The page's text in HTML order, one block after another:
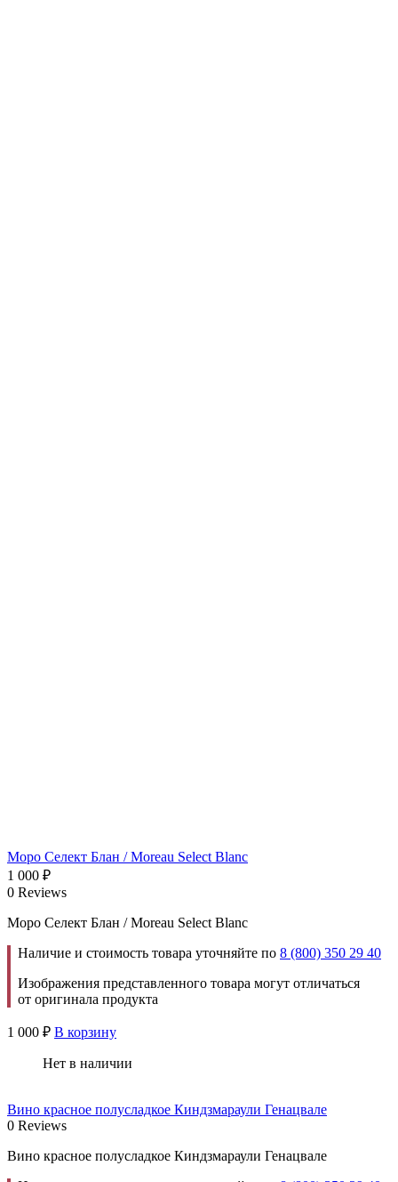
Моро Селект Блан / Moreau Select Blanc
1 000 ₽
0 Reviews
Моро Селект Блан / Moreau Select Blanc
Наличие и стоимость товара уточняйте по 8 (800) 350 29 40
Изображения представленного товара могут отличаться
от оригинала продукта
1 000 ₽ В корзину
Нет в наличии
Вино красное полусладкое Киндзмараули Генацвале
0 Reviews
Вино красное полусладкое Киндзмараули Генацвале